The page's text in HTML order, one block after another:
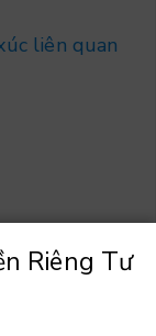
liên quan
Riêng Tư